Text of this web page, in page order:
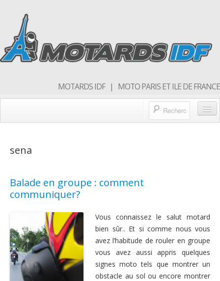
MOTARDS IDF | MOTO PARIS ET ILE DE FRANCE
Forum
Qui sommes nous
Rejoins nous
Nous contacter
sena
Balade en groupe : comment
communiquer?
Vous connaissez le salut motard
bien sûr.. Et si comme nous vous
avez l’habitude de rouler en groupe
vous avez aussi appris quelques
signes moto tels que montrer un
obstacle au sol ou encore montrer